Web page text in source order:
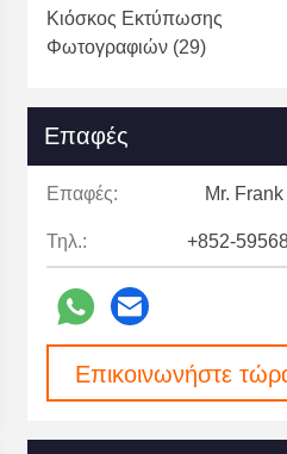
Κιόσκος Εκτύπωσης
Φωτογραφιών (29)
(7)
Ψηφιακή Σήμανση
Ταχύτητα Γκέιτς (12)
Επαφές
Επαφές: Mr.
Τηλ.: +852-
Επικοινωνήστε